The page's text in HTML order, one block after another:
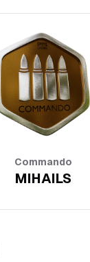
Commando
MIHAILS